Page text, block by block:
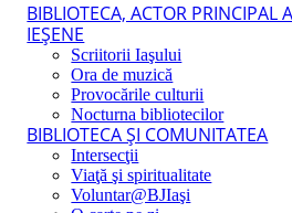
BIBLIOTECA, ACTOR PRINCIPAL
IEŞENE
Scriitorii Iaşului
Ora de muzică
Provocările culturii
Nocturna bibliotecilor
BIBLIOTECA ŞI COMUNITATEA
Intersecţii
Viaţă şi spiritualitate
Voluntar@BJIaşi